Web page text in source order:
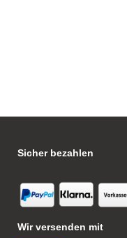
Sicher bezahlen
Wir versenden mit